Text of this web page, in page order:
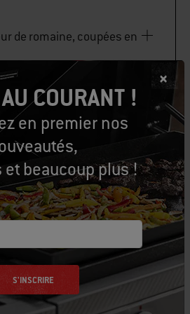
THIS LIST
nous
COURANT !
en premier nos
beaucoup plus !
S'INSCRIRE